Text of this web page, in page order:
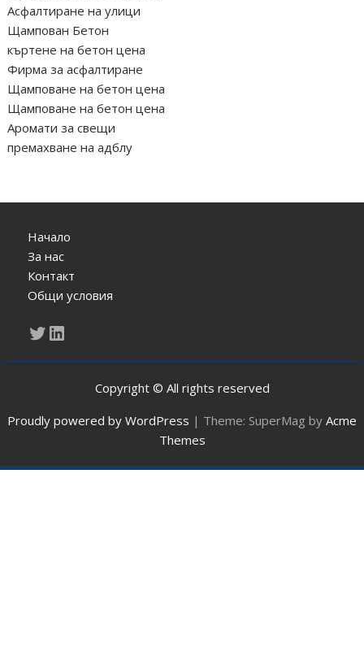
Асфалтиране на улици
Щампован Бетон
къртене на бетон цена
Фирма за асфалтиране
Щамповане на бетон цена
Щамповане на бетон цена
Аромати за свещи
премахване на адблу
Начало
За нас
Контакт
Общи условия
Twitter
LinkedIn
Copyright © All rights reserved
Proudly powered by WordPress | Theme: SuperMag by Acme
Themes